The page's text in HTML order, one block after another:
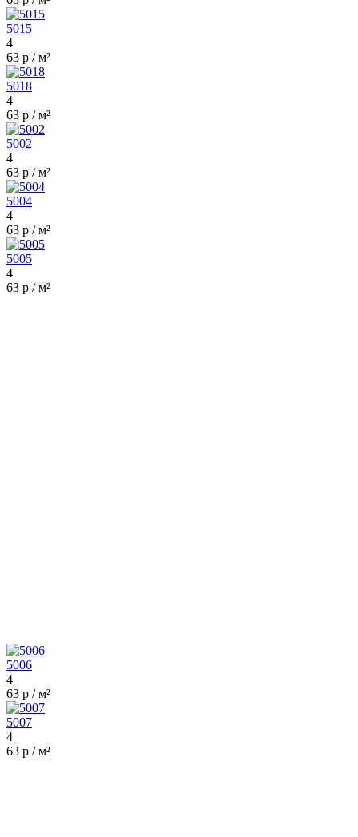
5015
4
63 р / м²
5018
4
63 р / м²
5002
4
63 р / м²
5004
4
63 р / м²
5005
4
63 р / м²
5006
4
63 р / м²
5007
4
63 р / м²